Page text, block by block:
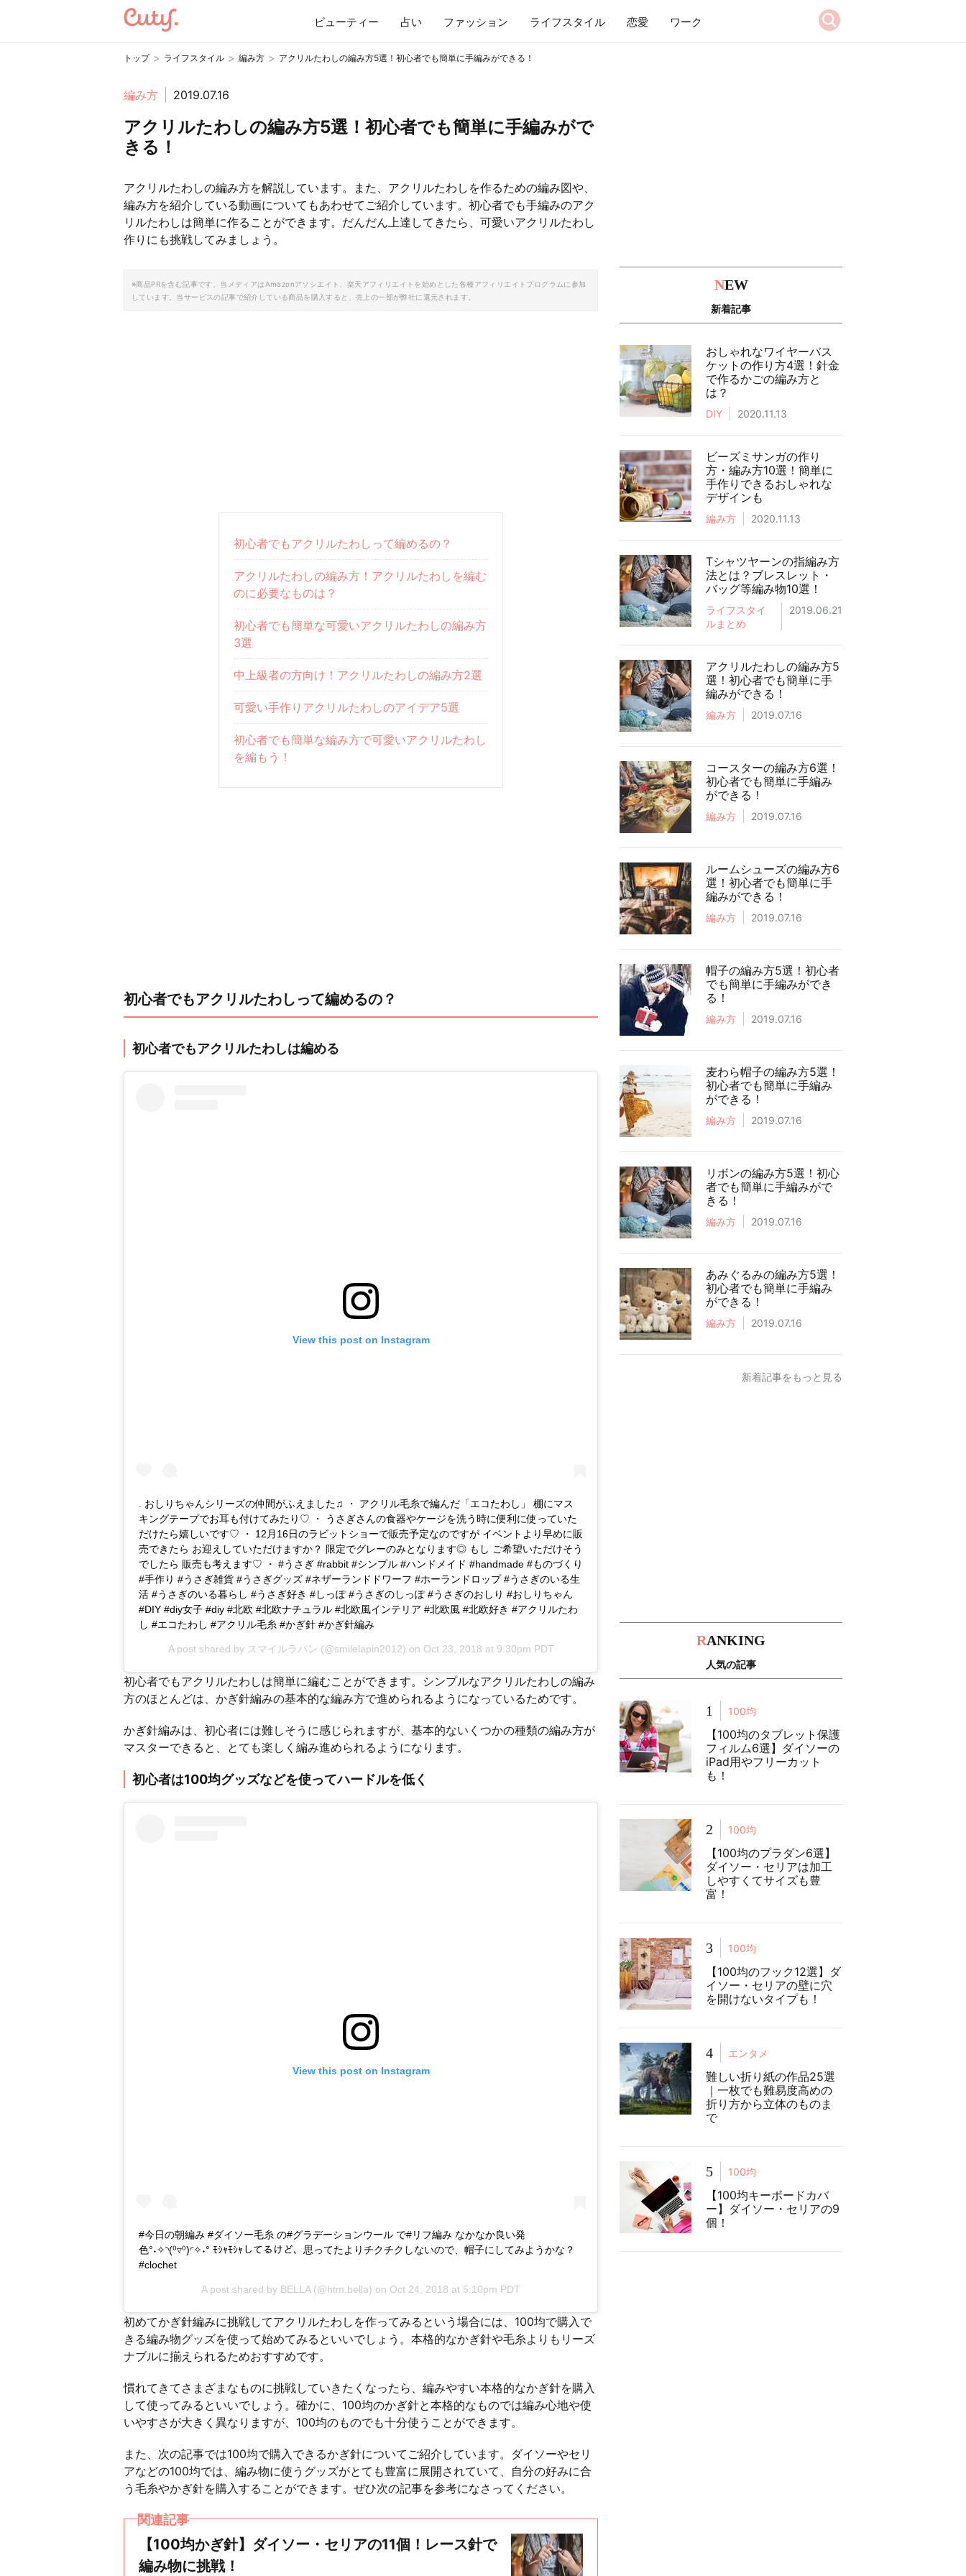
ビューティー 占い ファッション ライフスタイル 恋愛 ワーク
トップ > ライフスタイル > 編み方 > アクリルたわしの編み方5選！初心者でも簡単に手編みができる！
編み方 2019.07.16
アクリルたわしの編み方5選！初心者でも簡単に手編みがで
きる！
アクリルたわしの編み方を解説しています。また、アクリルたわしを作るための編み図や、
編み方を紹介している動画についてもあわせてご紹介しています。初心者でも手編みのアク
リルたわしは簡単に作ることができます。だんだん上達してきたら、可愛いアクリルたわし
作りにも挑戦してみましょう。
※商品PRを含む記事です。当メディアはAmazonアソシエイト、楽天アフィリエイトを始めとした各種アフィリエイトプログラムに参加
しています。当サービスの記事で紹介している商品を購入すると、売上の一部が弊社に還元されます。
初心者でもアクリルたわしって編めるの？
アクリルたわしの編み方！アクリルたわしを編む
のに必要なものは？
初心者でも簡単な可愛いアクリルたわしの編み方
3選
中上級者の方向け！アクリルたわしの編み方2選
可愛い手作りアクリルたわしのアイデア5選
初心者でも簡単な編み方で可愛いアクリルたわし
を編もう！
初心者でもアクリルたわしって編めるの？
初心者でもアクリルたわしは編める
View this post on Instagram
. おしりちゃんシリーズの仲間がふえました♫ ・ アクリル毛糸で編んだ「エコたわし」 棚にマス
キングテープでお耳も付けてみたり♡ ・ うさぎさんの食器やケージを洗う時に便利に使っていた
だけたら嬉しいです♡ ・ 12月16日のラビットショーで販売予定なのですが イベントより早めに販
売できたら お迎えしていただけますか？ 限定でグレーのみとなります◎ もし ご希望いただけそう
でしたら 販売も考えます♡ ・ #うさぎ #rabbit #シンプル #ハンドメイド #handmade #ものづくり
#手作り #うさぎ雑貨 #うさぎグッズ #ネザーランドドワーフ #ホーランドロップ #うさぎのいる生
活 #うさぎのいる暮らし #うさぎ好き #しっぽ #うさぎのしっぽ #うさぎのおしり #おしりちゃん
#DIY #diy女子 #diy #北欧 #北欧ナチュラル #北欧風インテリア #北欧風 #北欧好き #アクリルたわ
し #エコたわし #アクリル毛糸 #かぎ針 #かぎ針編み
A post shared by スマイルラパン (@smilelapin2012) on Oct 23, 2018 at 9:30pm PDT
初心者でもアクリルたわしは簡単に編むことができます。シンプルなアクリルたわしの編み
方のほとんどは、かぎ針編みの基本的な編み方で進められるようになっているためです。
かぎ針編みは、初心者には難しそうに感じられますが、基本的ないくつかの種類の編み方が
マスターできると、とても楽しく編み進められるようになります。
初心者は100均グッズなどを使ってハードルを低く
View this post on Instagram
#今日の朝編み #ダイソー毛糸 の#グラデーションウール で#リフ編み なかなか良い発
色°˖✧◝(⁰▿⁰)◜✧˖° ﾓｼｬﾓｼｬしてるけど、思ってたよりチクチクしないので、帽子にしてみようかな？
#clochet
A post shared by BELLA(@htm.bella) on Oct 24, 2018 at 5:10pm PDT
初めてかぎ針編みに挑戦してアクリルたわしを作ってみるという場合には、100均で購入で
きる編み物グッズを使って始めてみるといいでしょう。本格的なかぎ針や毛糸よりもリーズ
ナブルに揃えられるためおすすめです。
慣れてきてさまざまなものに挑戦していきたくなったら、編みやすい本格的なかぎ針を購入
して使ってみるといいでしょう。確かに、100均のかぎ針と本格的なものでは編み心地や使
いやすさが大きく異なりますが、100均のものでも十分使うことができます。
また、次の記事では100均で購入できるかぎ針についてご紹介しています。ダイソーやセリ
アなどの100均では、編み物に使うグッズがとても豊富に展開されていて、自分の好みに合
う毛糸やかぎ針を購入することができます。ぜひ次の記事を参考になさってください。
関連記事
【100均かぎ針】ダイソー・セリアの11個！レース針で
編み物に挑戦！
NEW
新着記事
おしゃれなワイヤーバス
ケットの作り方4選！針金
で作るかごの編み方と
は？
DIY 2020.11.13
ビーズミサンガの作り
方・編み方10選！簡単に
手作りできるおしゃれな
デザインも
編み方 2020.11.13
Tシャツヤーンの指編み方
法とは？ブレスレット・
バッグ等編み物10選！
ライフスタイ
ルまとめ
2019.06.21
アクリルたわしの編み方5
選！初心者でも簡単に手
編みができる！
編み方 2019.07.16
コースターの編み方6選！
初心者でも簡単に手編み
ができる！
編み方 2019.07.16
ルームシューズの編み方6
選！初心者でも簡単に手
編みができる！
編み方 2019.07.16
帽子の編み方5選！初心者
でも簡単に手編みができ
る！
編み方 2019.07.16
麦わら帽子の編み方5選！
初心者でも簡単に手編み
ができる！
編み方 2019.07.16
リボンの編み方5選！初心
者でも簡単に手編みがで
きる！
編み方 2019.07.16
あみぐるみの編み方5選！
初心者でも簡単に手編み
ができる！
編み方 2019.07.16
新着記事をもっと見る
RANKING
人気の記事
1 100均
【100均のタブレット保護
フィルム6選】ダイソーの
iPad用やフリーカット
も！
2 100均
【100均のプラダン6選】
ダイソー・セリアは加工
しやすくてサイズも豊
富！
3 100均
【100均のフック12選】ダ
イソー・セリアの壁に穴
を開けないタイプも！
4 エンタメ
難しい折り紙の作品25選
｜一枚でも難易度高めの
折り方から立体のものま
で
5 100均
【100均キーボードカバ
ー】ダイソー・セリアの9
個！